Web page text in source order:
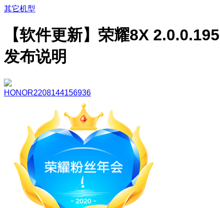
其它机型
【软件更新】荣耀8X 2.0.0.195
发布说明
HONOR2208144156936